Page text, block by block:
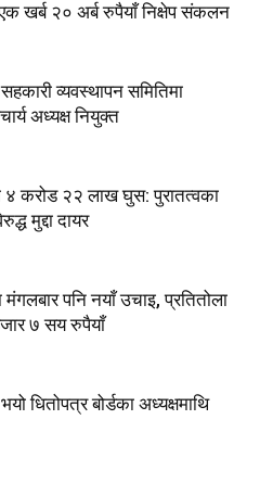
खर्ब २० अर्ब रुपैयाँ निक्षेप संकलन
व्यवस्थापन समितिमा
अध्यक्ष नियुक्त
४ करोड २२ लाख घुस: पुरातत्वका
मुद्दा दायर
पनि नयाँ उचाइ, प्रतितोला
७ सय रुपैयाँ
धितोपत्र बोर्डका अध्यक्षमाथि